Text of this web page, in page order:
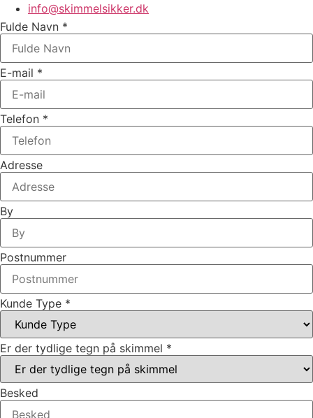
info@skimmelsikker.dk
Fulde Navn *
E-mail *
Telefon *
Adresse
By
Postnummer
Kunde Type *
Er der tydlige tegn på skimmel *
Besked